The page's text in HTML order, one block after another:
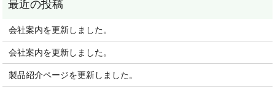
会社案内を更新しました。
会社案内を更新しました。
製品紹介ページを更新しました。